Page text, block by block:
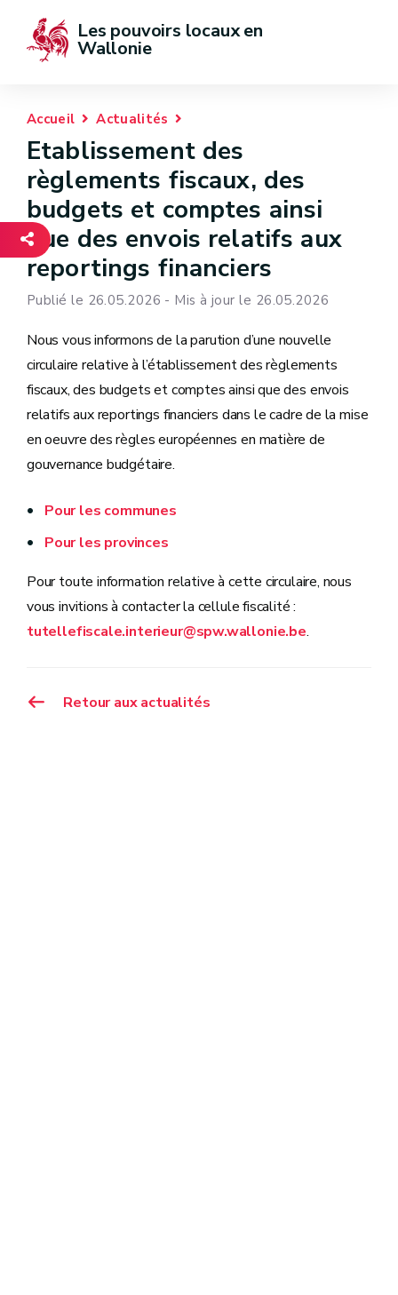
Les pouvoirs locaux en
Wallonie
Accueil Actualités
Etablissement des
règlements fiscaux, des
budgets et comptes ainsi
que des envois relatifs aux
reportings financiers
Publié le 26.05.2026 - Mis à jour le 26.05.2026
Nous vous informons de la parution d’une nouvelle
circulaire relative à l’établissement des règlements
fiscaux, des budgets et comptes ainsi que des envois
relatifs aux reportings financiers dans le cadre de la mise
en oeuvre des règles européennes en matière de
gouvernance budgétaire.
Pour les communes
Pour les provinces
Pour toute information relative à cette circulaire, nous
vous invitions à contacter la cellule fiscalité :
tutellefiscale.interieur@spw.wallonie.be.
Retour aux actualités